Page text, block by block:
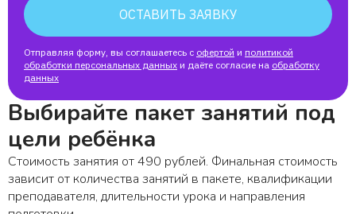
Анна Шарова
Наталья
Игорь
Александр
Анна
ОСТАВИТЬ ЗАЯВКУ
Отправляя форму, вы соглашаетесь с офертой и политикой
обработки персональных данных и даёте согласие на обработку
данных
Выбирайте пакет занятий под
цели ребёнка
Стоимость занятия от 490 рублей. Финальная стоимость
зависит от количества занятий в пакете, квалификации
преподавателя, длительности урока и направления